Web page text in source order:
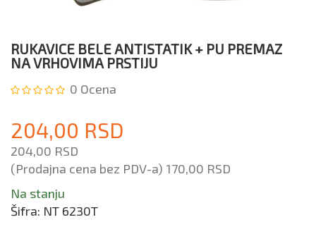
RUKAVICE BELE ANTISTATIK + PU PREMAZ
NA VRHOVIMA PRSTIJU
0 Ocena
204,00 RSD
204,00 RSD
(Prodajna cena bez PDV-a) 170,00 RSD
Na stanju
Šifra: NT 6230T